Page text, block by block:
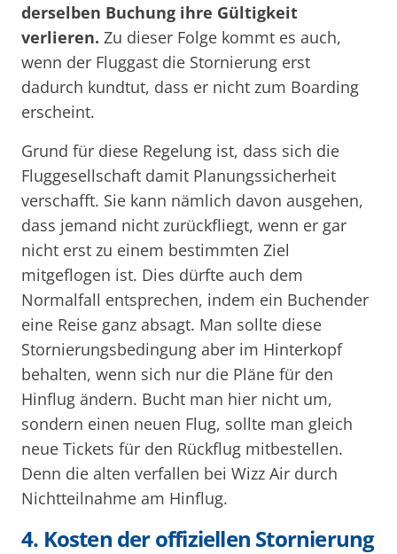
derselben Buchung ihre Gültigkeit
verlieren. Zu dieser Folge kommt es auch,
wenn der Fluggast die Stornierung erst
dadurch kundtut, dass er nicht zum Boarding
erscheint.
Grund für diese Regelung ist, dass sich die
Fluggesellschaft damit Planungssicherheit
verschafft. Sie kann nämlich davon ausgehen,
dass jemand nicht zurückfliegt, wenn er gar
nicht erst zu einem bestimmten Ziel
mitgeflogen ist. Dies dürfte auch dem
Normalfall entsprechen, indem ein Buchender
eine Reise ganz absagt. Man sollte diese
Stornierungsbedingung aber im Hinterkopf
behalten, wenn sich nur die Pläne für den
Hinflug ändern. Bucht man hier nicht um,
sondern einen neuen Flug, sollte man gleich
neue Tickets für den Rückflug mitbestellen.
Denn die alten verfallen bei Wizz Air durch
Nichtteilnahme am Hinflug.
4. Kosten der offiziellen Stornierung